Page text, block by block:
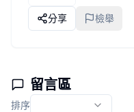
分享 檢舉
留言區
排序